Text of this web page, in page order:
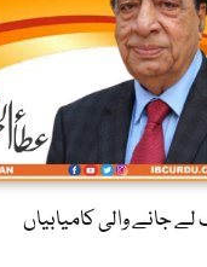
جانے والی کامیابیاں